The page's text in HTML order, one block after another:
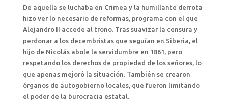
De aquella se luchaba en Crimea y la humillante derrota
hizo ver lo necesario de reformas, programa con el que
Alejandro II accede al trono. Tras suavizar la censura y
perdonar a los decembristas que seguían en Siberia, el
hijo de Nicolás abole la servidumbre en 1861, pero
respetando los derechos de propiedad de los señores, lo
que apenas mejoró la situación. También se crearon
órganos de autogobierno locales, que fueron limitando
el poder de la burocracia estatal.